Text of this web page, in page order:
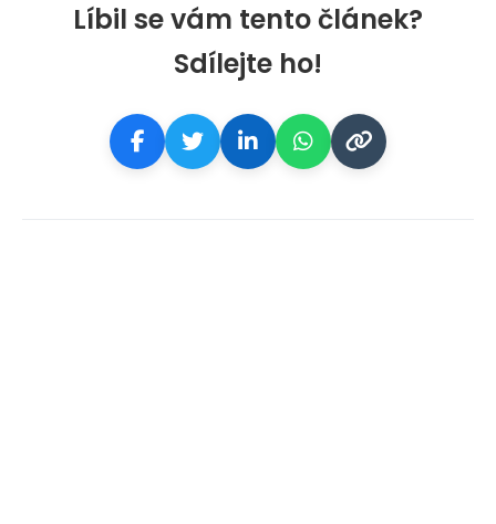
Líbil se vám tento článek?
Sdílejte ho!